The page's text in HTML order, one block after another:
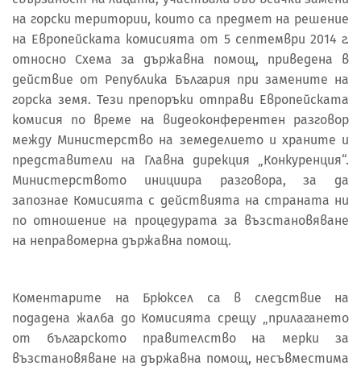
на горски територии, които са предмет на решение
на Европейската комисията от 5 септември 2014 г.
относно Схема за държавна помощ, приведена в
действие от Република България при замените на
горска земя. Тези препоръки отправи Европейската
комисия по време на видеоконферентен разговор
между Министерство на земеделието и храните и
представители на Главна дирекция „Конкуренция“.
Министерството инициира разговора, за да
запознае Комисията с действията на страната ни
по отношение на процедурата за възстановяване
на неправомерна държавна помощ.
Коментарите на Брюксел са в следствие на
подадена жалба до Комисията срещу „прилагането
от българското правителство на мерки за
възстановяване на държавна помощ, несъвместима